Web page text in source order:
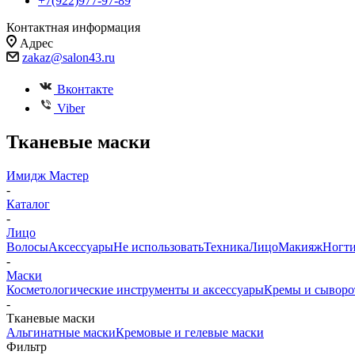
Контактная информация
Адрес
zakaz@salon43.ru
Вконтакте
Viber
Тканевые маски
Имидж Мастер
-
Каталог
-
Лицо
ВолосыАксессуарыНе использоватьТехникаЛицоМакияж
-
Маски
Косметологические инструменты и аксессуарыКремы и
-
Тканевые маски
Альгинатные маскиКремовые и гелевые маски
Фильтр